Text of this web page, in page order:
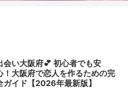
会い大阪府💕 初心者でも安
！大阪府で恋人を作るための完
ガイド【2026年最新版】